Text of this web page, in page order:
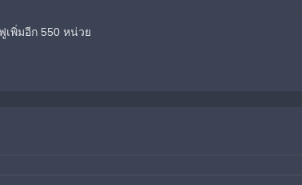
พิ่มอีก 550 หน่วย